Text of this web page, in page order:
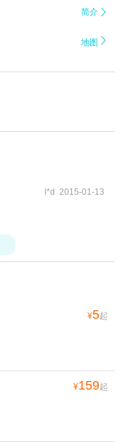
简介 
地图 
l*d 2015-01-13
¥5起
¥159起